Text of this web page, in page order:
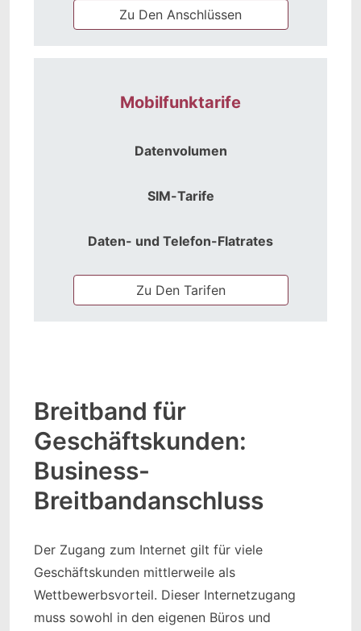
Zu Den Anschlüssen
Mobilfunktarife
Datenvolumen
SIM-Tarife
Daten- und Telefon-Flatrates
Zu Den Tarifen
Breitband für
Geschäftskunden:
Business-
Breitbandanschluss
Der Zugang zum Internet gilt für viele
Geschäftskunden mittlerweile als
Wettbewerbsvorteil. Dieser Internetzugang
muss sowohl in den eigenen Büros und